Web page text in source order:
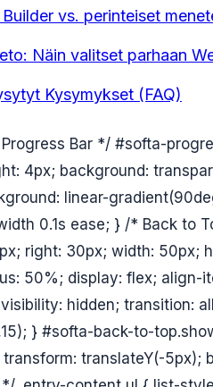
vs. perinteiset
Näin valitset parhaan
Kysymykset (FAQ)
Bar */ #softa-
4px; background:
linear-
0.1s ease; } /* Back to
right: 30px; width: 50px;
50%; display: flex;
hidden; transition:
} #softa-back-to-
translateY(-5px);